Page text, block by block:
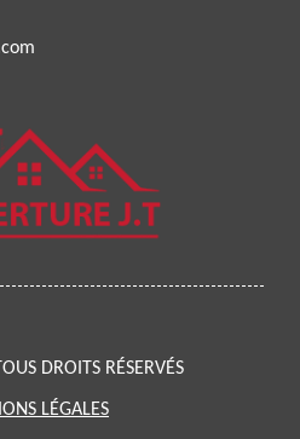
DROITS RÉSERVÉS
LÉGALES